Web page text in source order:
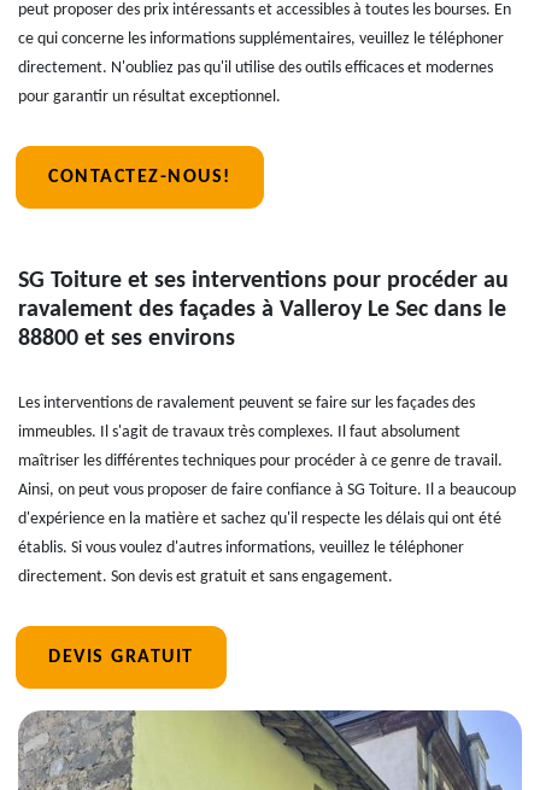
peut proposer des prix intéressants et accessibles à toutes les bourses. En
ce qui concerne les informations supplémentaires, veuillez le téléphoner
directement. N'oubliez pas qu'il utilise des outils efficaces et modernes
pour garantir un résultat exceptionnel.
CONTACTEZ-NOUS!
SG Toiture et ses interventions pour procéder au
ravalement des façades à Valleroy Le Sec dans le
88800 et ses environs
Les interventions de ravalement peuvent se faire sur les façades des
immeubles. Il s'agit de travaux très complexes. Il faut absolument
maîtriser les différentes techniques pour procéder à ce genre de travail.
Ainsi, on peut vous proposer de faire confiance à SG Toiture. Il a beaucoup
d'expérience en la matière et sachez qu'il respecte les délais qui ont été
établis. Si vous voulez d'autres informations, veuillez le téléphoner
directement. Son devis est gratuit et sans engagement.
DEVIS GRATUIT